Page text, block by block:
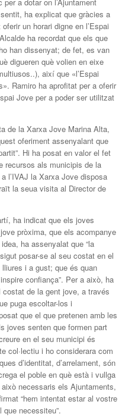
ha explicat que gràcies a
un horari digne en l’Espai
ha recordat que els que
han dissenyat; de fet, es van
digueren què volien en eixe
així que «l’Espai
Ramiro ha aprofitat per a oferir
Jove per a poder ser utilitzat
de la Xarxa Jove Marina Alta,
oferiment assenyalant que
Hi ha posat en valor el fet
recursos als municipis de la
l’IVAJ la Xarxa Jove disposa
la seua visita al Director de
ha indicat que els joves
pròxima, que els acompanye
ha assenyalat que “la
posar-se al seu costat en el
i a gust; que és quan
confiança”. Per a això, ha
costat de la gent jove, a través
puga escoltar-los i
que el que pretenen amb les
joves senten que formen part
en el seu municipi és
col·lectiu i ho considerara com
d’identitat, d’arrelament, són
el poble en què està i vullga
necessaris els Ajuntaments,
“hem intentat estar al vostre
necessiteu”.